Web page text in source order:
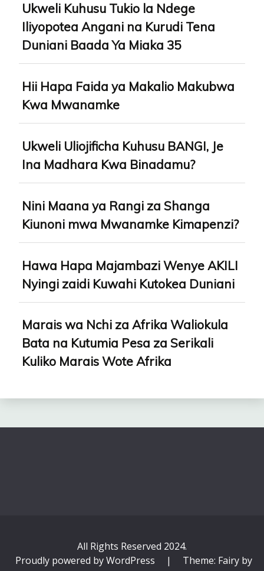
Ukweli Kuhusu Tukio la Ndege
Iliyopotea Angani na Kurudi Tena
Duniani Baada Ya Miaka 35
Hii Hapa Faida ya Makalio Makubwa
Kwa Mwanamke
Ukweli Uliojificha Kuhusu BANGI, Je
Ina Madhara Kwa Binadamu?
Nini Maana ya Rangi za Shanga
Kiunoni mwa Mwanamke Kimapenzi?
Hawa Hapa Majambazi Wenye AKILI
Nyingi zaidi Kuwahi Kutokea Duniani
Marais wa Nchi za Afrika Waliokula
Bata na Kutumia Pesa za Serikali
Kuliko Marais Wote Afrika
All Rights Reserved 2024.
Proudly powered by WordPress
|
Theme: Fairy by